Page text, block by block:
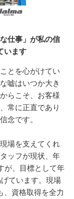
仕事」が私の信
います
とを心がけてい
嘘はいつか大き
らこそ、お客様
常に正直であり
念です。
場を支えてくれ
ッフが現状、年
が、目標として年
ています。現場
、資格取得を全力